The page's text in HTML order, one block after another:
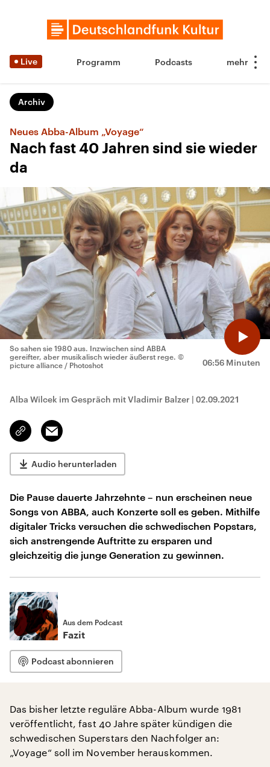
Live Programm Podcasts
Archiv
Neues Abba-Album „Voyage“
Nach fast 40 Jahren sind sie wieder
da
06:56 Minuten
So sahen sie 1980 aus. Inzwischen sind ABBA
gereifter, aber musikalisch wieder äußerst rege. ©
picture alliance / Photoshot
Alba Wilcek im Gespräch mit Vladimir Balzer | 02.09.2021
Link
kopieren/teilen
Email
Audio herunterladen
Die Pause dauerte Jahrzehnte – nun erscheinen neue
Songs von ABBA, auch Konzerte soll es geben. Mithilfe
digitaler Tricks versuchen die schwedischen Popstars,
sich anstrengende Auftritte zu ersparen und
gleichzeitig die junge Generation zu gewinnen.
Aus dem Podcast
Fazit
Podcast abonnieren
Das bisher letzte reguläre Abba-Album wurde 1981
veröffentlicht, fast 40 Jahre später kündigen die
schwedischen Superstars den Nachfolger an:
„Voyage“ soll im November herauskommen.